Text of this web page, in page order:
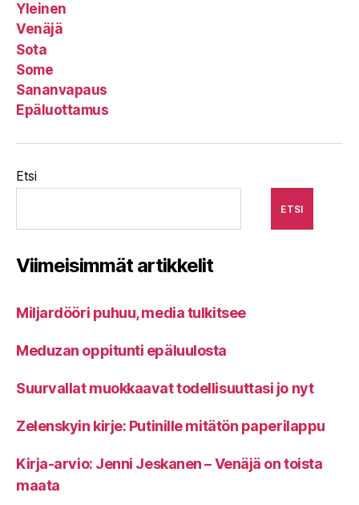
Yleinen
Venäjä
Sota
Some
Sananvapaus
Epäluottamus
Etsi
ETSI
Viimeisimmät artikkelit
Miljardööri puhuu, media tulkitsee
Meduzan oppitunti epäluulosta
Suurvallat muokkaavat todellisuuttasi jo nyt
Zelenskyin kirje: Putinille mitätön paperilappu
Kirja-arvio: Jenni Jeskanen – Venäjä on toista
maata